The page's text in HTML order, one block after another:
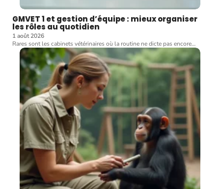
GMVET 1 et gestion d’équipe : mieux organiser
les rôles au quotidien
1 août 2026
Rares sont les cabinets vétérinaires où la routine ne dicte pas encore…